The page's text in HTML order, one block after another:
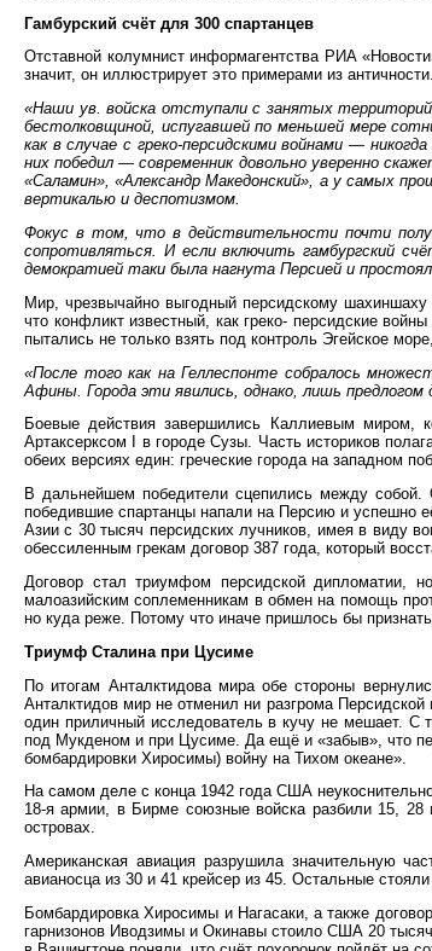
Гамбурский счёт для 300 спартанцев
Отставной колумнист информагентства РИА
значит, он иллюстрирует это примерами из античности.
«Наши ув. войска отступали с занятых
бестолковщиной, испугавшей по меньшей мере
как в случае с греко-персидскими войнами —
них победил — современник довольно уверенно
«Саламин», «Александр Македонский», а у самых
вертикалью и деспотизмом.
Фокус в том, что в действительности почти
сопротивляться. И если включить гамбургский
демократией таки была нагнута Персией и
Мир, чрезвычайно выгодный персидскому
что конфликт известный, как греко- персидские
пытались не только взять под контроль Эгейское
«После того как на Геллеспонте собралось
Афины. Города эти явились, однако, лишь
Боевые действия завершились Каллиевым миром,
Артаксерксом I в городе Сузы. Часть историков
обеих версиях един: греческие города на западном
В дальнейшем победители сцепились между собой.
победившие спартанцы напали на Персию и успешно
Азии с 30 тысяч персидских лучников, имея в виду
обессиленным грекам договор 387 года, который
Договор стал триумфом персидской дипломатии,
малоазийским соплеменникам в обмен на помощь
но куда реже. Потому что иначе пришлось бы
Триумф Сталина при Цусиме
По итогам Анталктидова мира обе стороны
Анталктидов мир не отменил ни разгрома
один приличный исследователь в кучу не мешает. С
под Мукденом и при Цусиме. Да ещё и «забыв», что
бомбардировки Хиросимы) войну на Тихом океане».
На самом деле с конца 1942 года США
18-я армии, в Бирме союзные войска разбили 15,
островах.
Американская авиация разрушила значительную
авианосца из 30 и 41 крейсер из 45. Остальные
Бомбардировка Хиросимы и Нагасаки, а также
гарнизонов Иводзимы и Окинавы стоило США 20